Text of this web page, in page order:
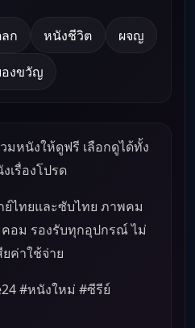
ก หนังชีวิต ผจญ
งขวัญ
มหนังให้ดูฟรี เลือกดูได้ทั้ง
เรื่องโปรด
ย์ไทยและซับไทย ภาพคม
อม รองรับทุกอุปกรณ์ ไม่
ค่าใช้จ่าย
#หนังใหม่ #ซีรีย์